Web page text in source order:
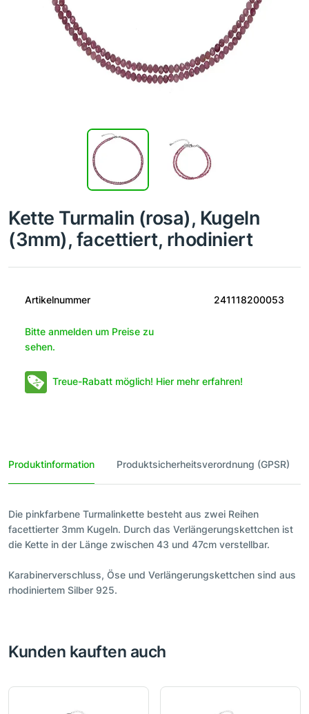
Kette Turmalin (rosa), Kugeln
(3mm), facettiert, rhodiniert
Artikelnummer 241118200053
Bitte anmelden um Preise zu
sehen.
Treue-Rabatt möglich! Hier mehr erfahren!
Produktinformation Produktsicherheitsverordnung (GPSR)
Die pinkfarbene Turmalinkette besteht aus zwei Reihen
facettierter 3mm Kugeln. Durch das Verlängerungskettchen ist
die Kette in der Länge zwischen 43 und 47cm verstellbar.
Karabinerverschluss, Öse und Verlängerungskettchen sind aus
rhodiniertem Silber 925.
Kunden kauften auch